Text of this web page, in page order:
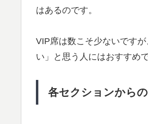
はあるのです。
VIP席は数こそ少ないです
い」と思う人にはおすすめで
各セクションから